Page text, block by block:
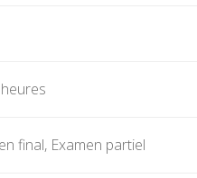
final, Examen partiel